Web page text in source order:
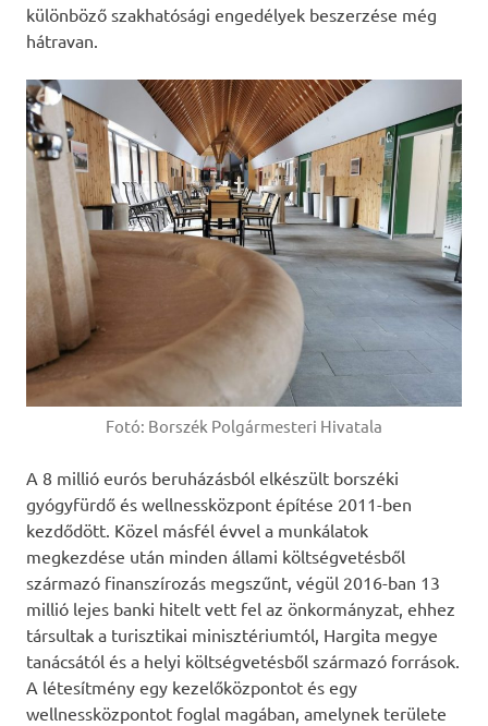
különböző szakhatósági engedélyek beszerzése még
hátravan.
Fotó: Borszék Polgármesteri Hivatala
A 8 millió eurós beruházásból elkészült borszéki
gyógyfürdő és wellnessközpont építése 2011-ben
kezdődött. Közel másfél évvel a munkálatok
megkezdése után minden állami költségvetésből
származó finanszírozás megszűnt, végül 2016-ban 13
millió lejes banki hitelt vett fel az önkormányzat, ehhez
társultak a turisztikai minisztériumtól, Hargita megye
tanácsától és a helyi költségvetésből származó források.
A létesítmény egy kezelőközpontot és egy
wellnessközpontot foglal magában, amelynek területe